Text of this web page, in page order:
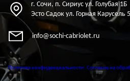
г. Сочи, п. Сириус ул. Голубая 1Б
Эсто Садок ул. Горная Карусель 5
info@sochi-cabriolet.ru
Политика конфиденциальности Согласие на